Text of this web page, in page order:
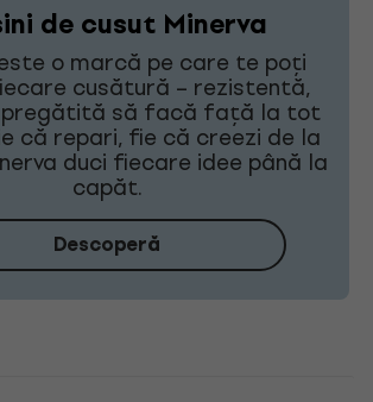
de cusut Minerva
o marcă pe care te poți
cusătură – rezistentă,
pregătită să facă față la tot
că repari, fie că creezi de la
duci fiecare idee până la
capăt.
Descoperă